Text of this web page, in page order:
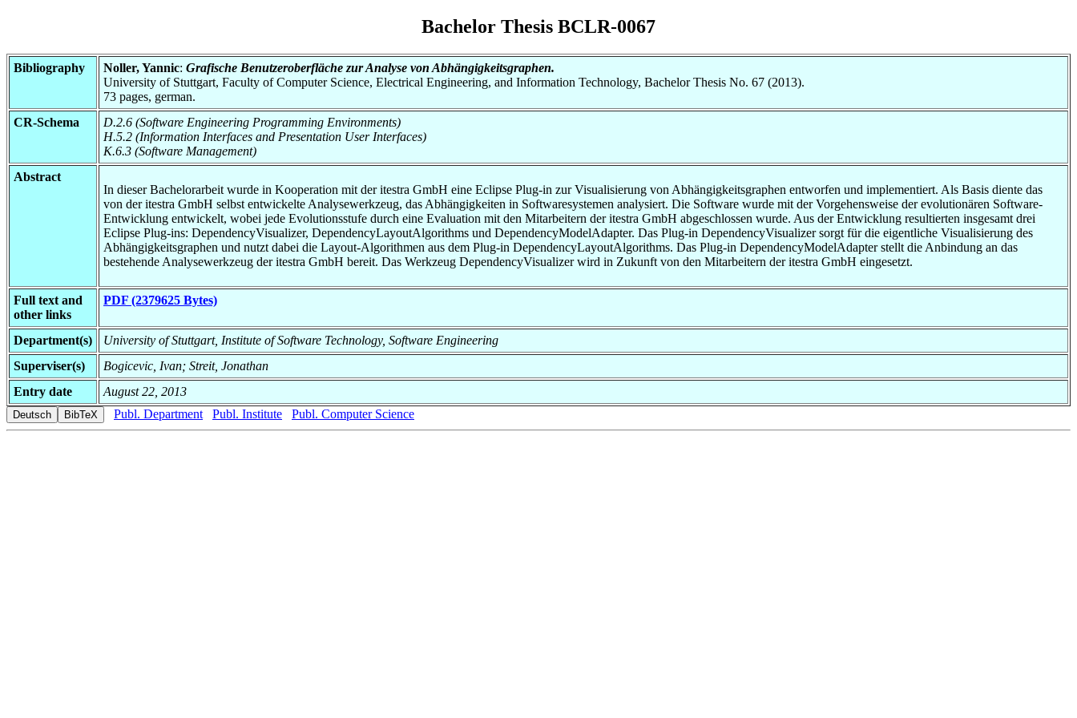
Bachelor Thesis BCLR-0067
Bibliography Noller, Yannic: Grafische Benutzeroberfläche zur Analyse von Abhängigkeitsgraphen.
University of Stuttgart, Faculty of Computer Science, Electrical Engineering, and Information Technology, Bachelor Thesis No. 67 (2013).
73 pages, german.
CR-Schema
D.2.6 (Software Engineering Programming Environments)
H.5.2 (Information Interfaces and Presentation User Interfaces)
K.6.3 (Software Management)
Abstract
In dieser Bachelorarbeit wurde in Kooperation mit der itestra GmbH eine Eclipse Plug-in zur Visualisierung von Abhängigkeitsgraphen entworfen und implementiert. Als Basis diente das
von der itestra GmbH selbst entwickelte Analysewerkzeug, das Abhängigkeiten in Softwaresystemen analysiert. Die Software wurde mit der Vorgehensweise der evolutionären Software-
Entwicklung entwickelt, wobei jede Evolutionsstufe durch eine Evaluation mit den Mitarbeitern der itestra GmbH abgeschlossen wurde. Aus der Entwicklung resultierten insgesamt drei
Eclipse Plug-ins: DependencyVisualizer, DependencyLayoutAlgorithms und DependencyModelAdapter. Das Plug-in DependencyVisualizer sorgt für die eigentliche Visualisierung des
Abhängigkeitsgraphen und nutzt dabei die Layout-Algorithmen aus dem Plug-in DependencyLayoutAlgorithms. Das Plug-in DependencyModelAdapter stellt die Anbindung an das
bestehende Analysewerkzeug der itestra GmbH bereit. Das Werkzeug DependencyVisualizer wird in Zukunft von den Mitarbeitern der itestra GmbH eingesetzt.
Full text and
other links
PDF (2379625 Bytes)
Department(s)
University of Stuttgart, Institute of Software Technology, Software Engineering
Superviser(s)
Bogicevic, Ivan; Streit, Jonathan
Entry date
August 22, 2013
Publ. Department
Publ. Institute Publ. Computer Science